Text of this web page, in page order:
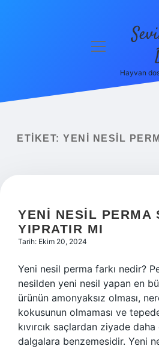
menüyü
Hayvan
ETIKET: YENI NESIL
YENI NESIL PERMA
YIPRATIR MI
Tarih: Ekim 20, 2024
Yeni nesil perma farkı nedir?
nesilden yeni nesil yapan en
ürünün amonyaksız olması,
kokusunun olmaması ve
kıvırcık saçlardan ziyade
dalgalara benzemesidir. Yeni